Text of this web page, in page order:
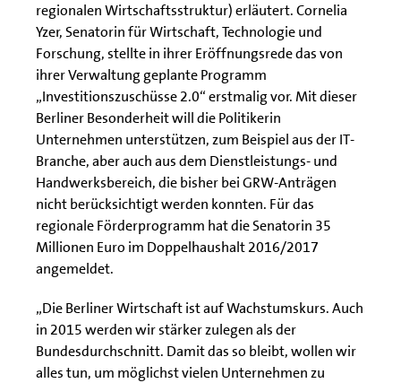
regionalen Wirtschaftsstruktur) erläutert. Cornelia
Yzer, Senatorin für Wirtschaft, Technologie und
Forschung, stellte in ihrer Eröffnungsrede das von
ihrer Verwaltung geplante Programm
„Investitionszuschüsse 2.0“ erstmalig vor. Mit dieser
Berliner Besonderheit will die Politikerin
Unternehmen unterstützen, zum Beispiel aus der IT-
Branche, aber auch aus dem Dienstleistungs- und
Handwerksbereich, die bisher bei GRW-Anträgen
nicht berücksichtigt werden konnten. Für das
regionale Förderprogramm hat die Senatorin 35
Millionen Euro im Doppelhaushalt 2016/2017
angemeldet.
„Die Berliner Wirtschaft ist auf Wachstumskurs. Auch
in 2015 werden wir stärker zulegen als der
Bundesdurchschnitt. Damit das so bleibt, wollen wir
alles tun, um möglichst vielen Unternehmen zu